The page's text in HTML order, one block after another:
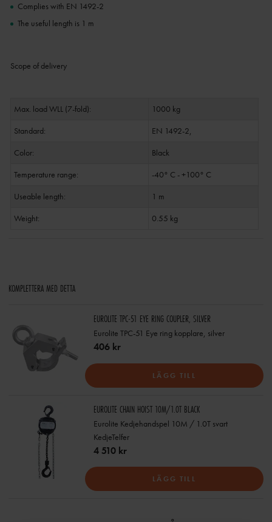
Complies with EN 1492-2
The useful length is 1 m
Scope of delivery
Max. load WLL (7-fold):
1000 kg
Standard:
EN 1492-2,
Color:
Black
Temperature range:
-40° C - +100° C
Useable length:
1 m
Weight:
0.55 kg
KOMPLETTERA MED DETTA
EUROLITE TPC-51 EYE RING COUPLER, SILVER
Eurolite TPC-51 Eye ring kopplare, silver
406 kr
LÄGG TILL
EUROLITE CHAIN HOIST 10M/1.0T BLACK
Eurolite Kedjehandspel 10M / 1.0T svart
KedjeTelfer
4 510 kr
LÄGG TILL